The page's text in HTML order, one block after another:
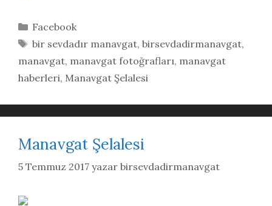
Kategoriler
Facebook
Etiketler
bir sevdadır manavgat, birsevdadirmanavgat,
manavgat, manavgat fotoğrafları, manavgat
haberleri, Manavgat Şelalesi
Manavgat Şelalesi
5 Temmuz 2017 yazar birsevdadirmanavgat